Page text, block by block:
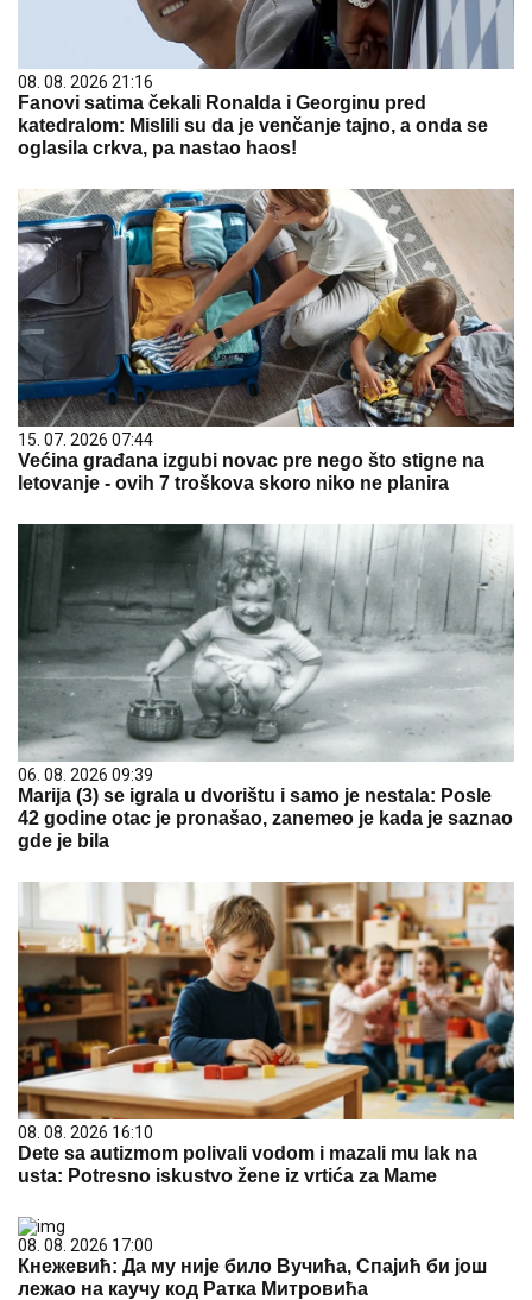
08. 08. 2026 21:16
Fanovi satima čekali Ronalda i Georginu pred
katedralom: Mislili su da je venčanje tajno, a onda se
oglasila crkva, pa nastao haos!
15. 07. 2026 07:44
Većina građana izgubi novac pre nego što stigne na
letovanje - ovih 7 troškova skoro niko ne planira
06. 08. 2026 09:39
Marija (3) se igrala u dvorištu i samo je nestala: Posle
42 godine otac je pronašao, zanemeo je kada je saznao
gde je bila
08. 08. 2026 16:10
Dete sa autizmom polivali vodom i mazali mu lak na
usta: Potresno iskustvo žene iz vrtića za Mame
08. 08. 2026 17:00
Кнежевић: Да му није било Вучића, Спајић би још
лежао на каучу код Ратка Митровића